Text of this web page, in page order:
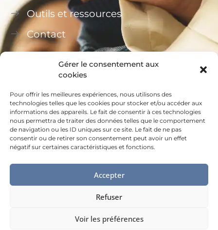
Gérer le consentement aux
cookies
Pour offrir les meilleures expériences, nous utilisons des
technologies telles que les cookies pour stocker et/ou accéder aux
informations des appareils. Le fait de consentir à ces technologies
nous permettra de traiter des données telles que le comportement
de navigation ou les ID uniques sur ce site. Le fait de ne pas
consentir ou de retirer son consentement peut avoir un effet
négatif sur certaines caractéristiques et fonctions.
Accepter
Refuser
Voir les préférences
Outils et ressources
Contact
Ce site a été financé à l’aide du FEDER (REACT-UE)
dans le cadre de la réponse de l’Union européenne
à la pandémie COVID-19, L’Europe s’engage à La
Réunion.
MENTIONS LÉGALES